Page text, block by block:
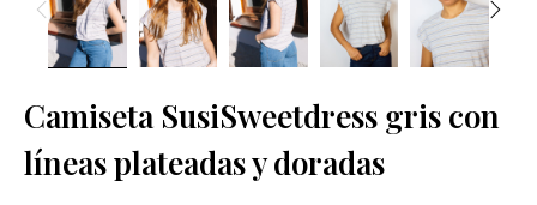
Camiseta SusiSweetdress gris con
líneas plateadas y doradas